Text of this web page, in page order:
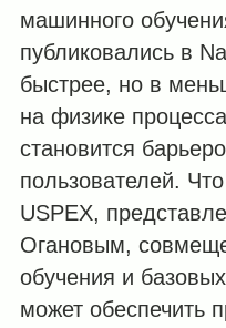
машинного
публиковались в
быстрее, но в
на физике
становится
пользователей.
USPEX,
Огановым,
обучения и
может обеспечить